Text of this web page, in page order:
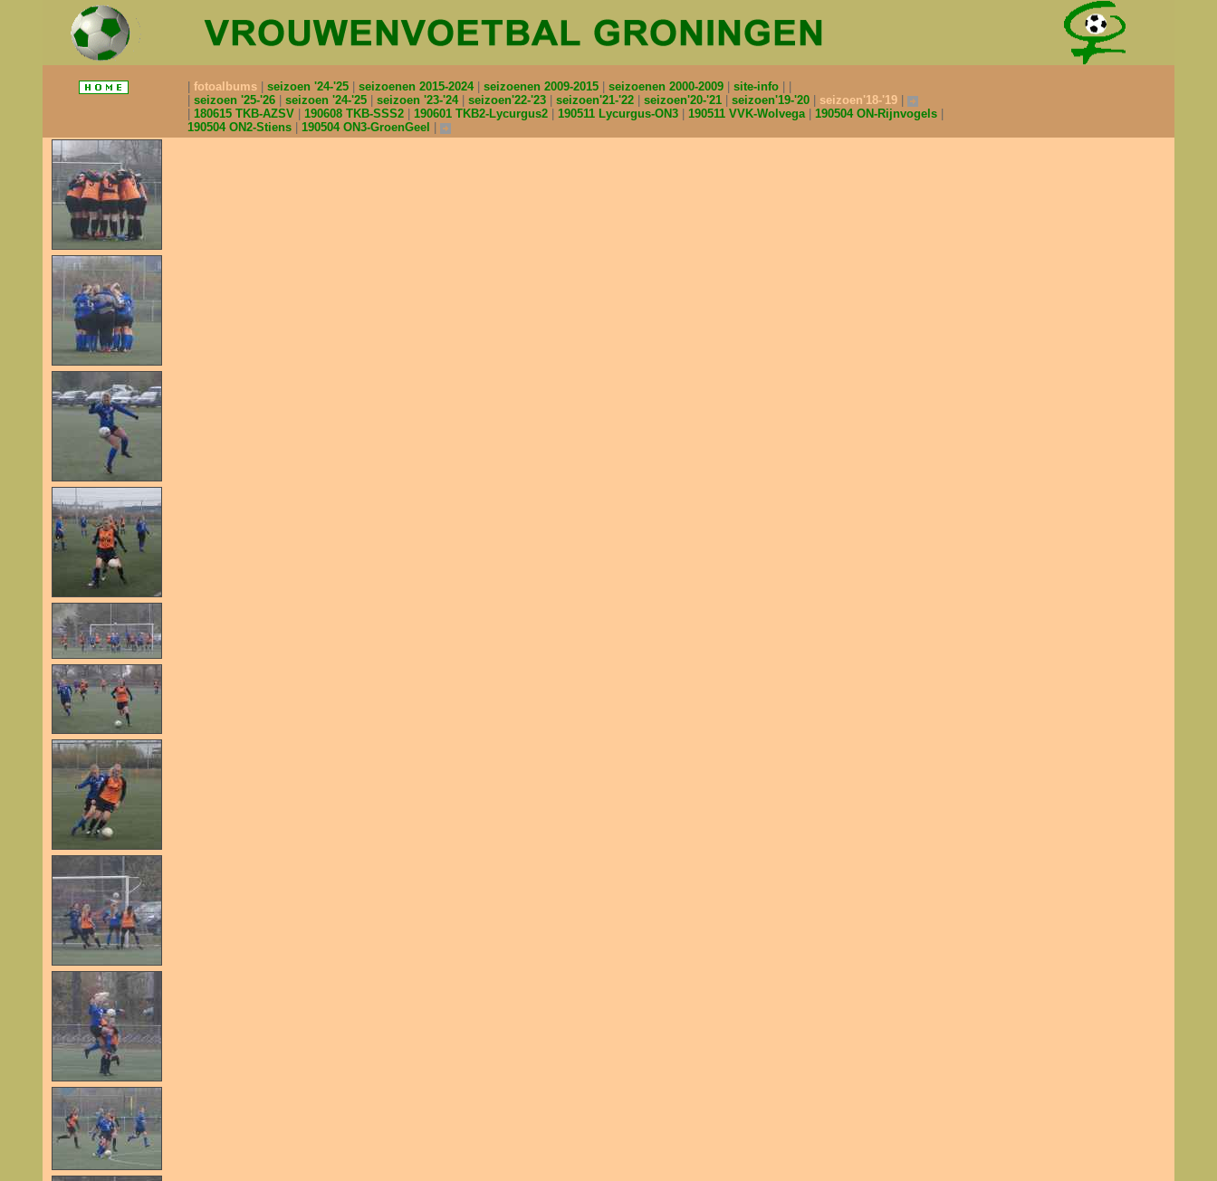
fotoalbums seizoen '24-'25 seizoenen 2015-2024 seizoenen 2009-2015 seizoenen 2000-2009
site-info
seizoen '25-'26
seizoen '24-'25 seizoen '23-'24 seizoen'22-'23 seizoen'21-'22 seizoen'20-'21 seizoen'19-'20
seizoen'18-'19
180615 TKB-AZSV
190608 TKB-SSS2 190601 TKB2-Lycurgus2 190511 Lycurgus-ON3 190511 VVK-Wolvega
190504 ON-Rijnvogels
190504 ON2-Stiens
190504 ON3-GroenGeel